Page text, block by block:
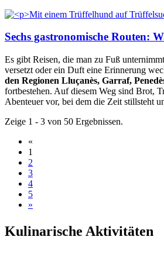
Sechs gastronomische Routen:
Es gibt Reisen, die man zu Fuß
versetzt oder ein Duft eine Erinnerung
den Regionen Lluçanès, Garraf,
fortbestehen. Auf diesem Weg sind Brot,
Abenteuer vor, bei dem die Zeit stillsteht
Zeige 1 - 3 von 50 Ergebnissen.
«
1
2
3
4
5
»
Kulinarische Aktivitäten